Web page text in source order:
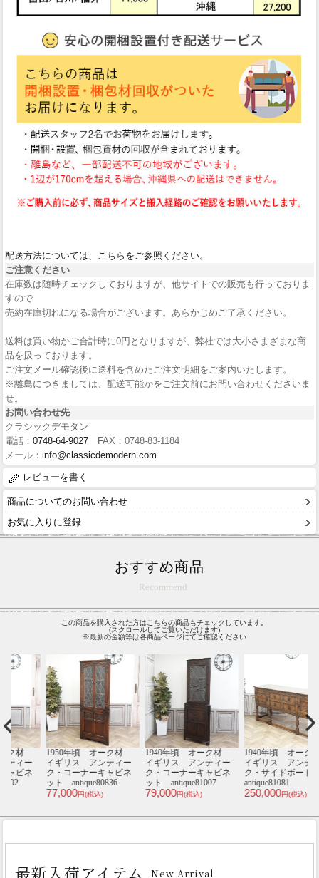
配送方法については、こちらをご参照ください。
ご注意ください
在庫数は随時チェックしておりますが、他サイトでの販売も行っておりま
すので
売約在庫切れになる場合がございます。あらかじめご了承ください。
送料は買い物かご合計時に0円となりますが、弊社では大小さまざまな商
品を扱っております。
ご注文メール確認後に送料を含めたご注文明細をご案内いたします。
※離島につきましては、配送可能かをご注文前にお問い合わせくださいま
せ。
お問い合わせ先
クラシックデモダン
電話： 0748-64-9027 FAX：0748-83-1184
メール： info@classicdemodern.com
レビューを書く
商品についてのお問い合わせ
お気に入りに登録
おすすめ商品
Recommend
この商品を購入された方はこちらの商品もチェックしています。
(スクロールしてご覧いただけます)
※最新の金額等は各商品ページにてご確認ください
1950年頃 オーク材
イギリス アンティー
ク・コーナーキャビネ
ット antique80836
円(税込)
1940年頃 オーク材
イギリス アンティー
ク・コーナーキャビネ
ット antique81007
円(税込)
1940年頃 オーク材
イギリス アンティー
ク・サイドボード
antique81081
250,000円(税込)